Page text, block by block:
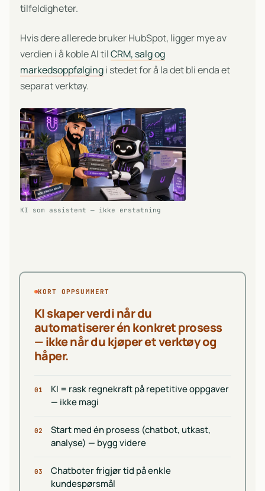
KI som assistent — ikke erstatning
tilfeldigheter.
Hvis dere allerede bruker HubSpot, ligger mye av
verdien i å koble AI tilCRM, salg og
markedsoppfølgingi stedet for å la det bli enda et
separat verktøy.
KORT OPPSUMMERT
KI skaper verdi når du
automatiserer én konkret prosess
— ikke når du kjøper et verktøy og
håper.
01
KI = rask regnekraft på repetitive oppgaver
— ikke magi
02
Start med én prosess (chatbot, utkast,
analyse) — bygg videre
03
Chatboter frigjør tid på enkle
kundespørsmål